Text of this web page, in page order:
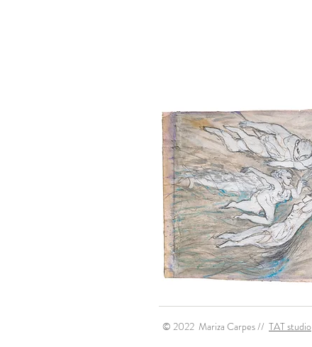
© 2022 Mariza Carpes // TAT studio